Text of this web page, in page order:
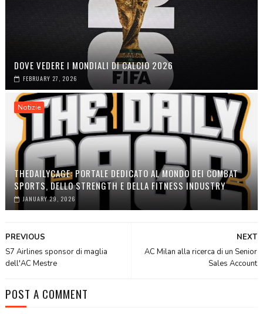
DOVE VEDERE I MONDIALI DI CALCIO 2026
FEBRUARY 27, 2026
Notizie
THEDAILYCAGE: PORTALE DEDICATO AL MONDO DEI COMBAT
SPORTS, DELLO STRENGTH E DELLA FITNESS INDUSTRY
JANUARY 29, 2026
NEXT
AC Milan alla ricerca di un Senior
Sales Account
PREVIOUS
S7 Airlines sponsor di maglia
dell'AC Mestre
POST A COMMENT